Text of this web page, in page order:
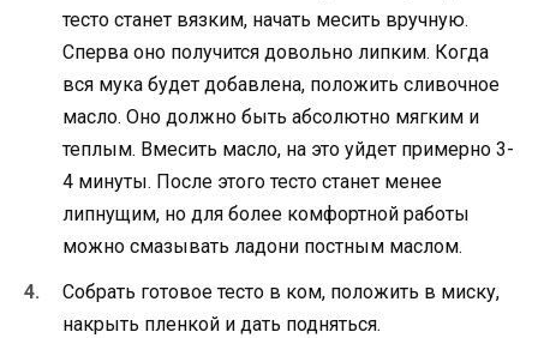
тесто станет вязким, начать месить вручную.
Сперва оно получится довольно липким. Когда
вся мука будет добавлена, положить сливочное
масло. Оно должно быть абсолютно мягким и
теплым. Вмесить масло, на это уйдет примерно 3-
4 минуты. После этого тесто станет менее
липнущим, но для более комфортной работы
можно смазывать ладони постным маслом.
Собрать готовое тесто в ком, положить в миску,
накрыть пленкой и дать подняться.